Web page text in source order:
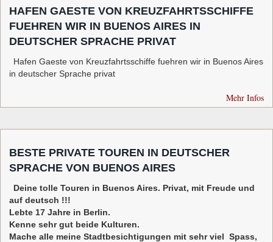
HAFEN GAESTE VON KREUZFAHRTSSCHIFFE
FUEHREN WIR IN BUENOS AIRES IN
DEUTSCHER SPRACHE PRIVAT
Hafen Gaeste von Kreuzfahrtsschiffe fuehren wir in Buenos Aires
in deutscher Sprache privat
Mehr Infos
BESTE PRIVATE TOUREN IN DEUTSCHER
SPRACHE VON BUENOS AIRES
Deine tolle Touren in Buenos Aires. Privat, mit Freude und
auf deutsch !!!
Lebte 17 Jahre in Berlin.
Kenne sehr gut beide Kulturen.
Mache alle meine Stadtbesichtigungen mit sehr viel Spass,